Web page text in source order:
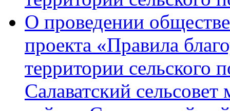
О проведении
проекта «Правила
территории сельского
Салаватский